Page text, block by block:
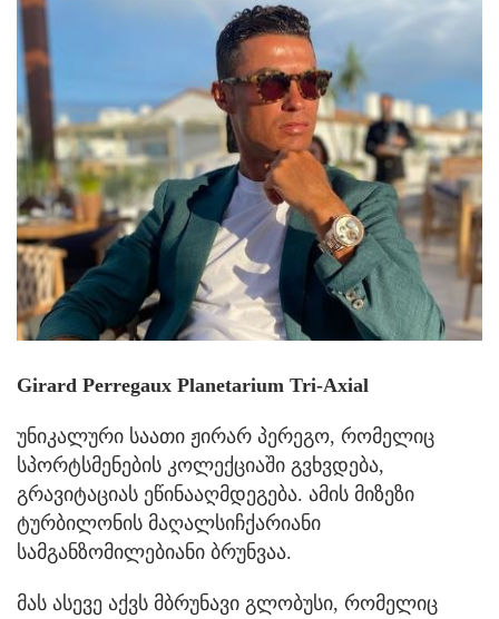
Girard Perregaux Planetarium Tri-Axial
უნიკალური საათი ჟირარ პერეგო, რომელიც
სპორტსმენების კოლექციაში გვხვდება,
გრავიტაციას ეწინააღმდეგება. ამის მიზეზი
ტურბილონის მაღალსიჩქარიანი
სამგანზომილებიანი ბრუნვაა.
მას ასევე აქვს მბრუნავი გლობუსი, რომელიც